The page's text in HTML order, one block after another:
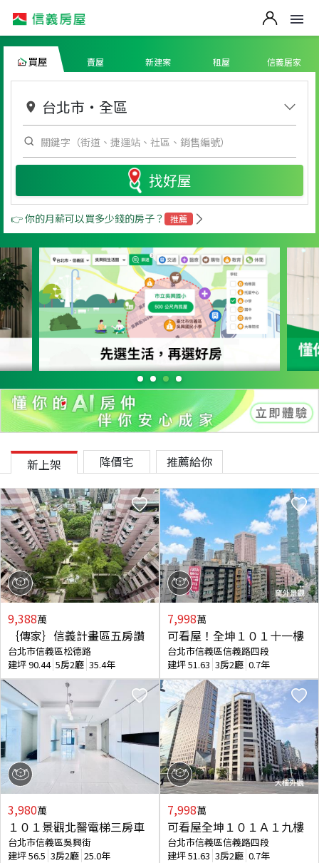
買屋 賣屋 新建案 租屋 信義居家
台北市 ・ 全區
找好屋
👉 你的月薪可以買多少錢的房子？ 推薦
新上架 降價宅 推薦給你
9,388萬
｛傳家｝信義計畫區五房讚
台北市信義區松德路
建坪90.44 5房2廳 35.4年
3,980萬
１０１景觀北醫電梯三房車
台北市信義區吳興街
建坪56.5 3房2廳 25.0年
7,998萬
可看屋！全坤１０１十一樓
台北市信義區信義路四段
建坪51.63 3房2廳 0.7年
7,998萬
可看屋全坤１０１Ａ１九樓
台北市信義區信義路四段
建坪51.63 3房2廳 0.7年